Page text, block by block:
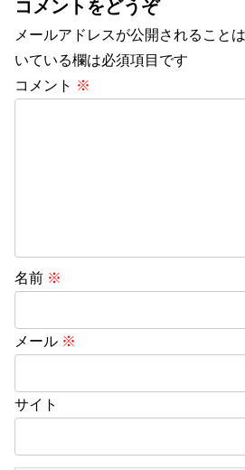
コメントをどうぞ
メールアドレスが公開されること
いている欄は必須項目です
コメント ※
名前 ※
メール ※
サイト